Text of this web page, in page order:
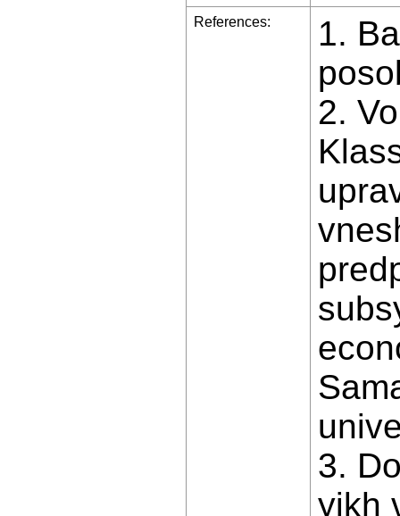
References:
1.
2.
3.
yikh